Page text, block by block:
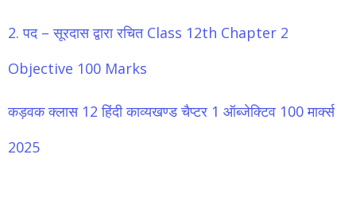
2. पद – सूरदास द्वारा रचित Class 12th Chapter 2
Objective 100 Marks
कड़वक क्लास 12 हिंदी काव्यखण्ड चैप्टर 1 ऑब्जेक्टिव 100 मार्क्स
2025